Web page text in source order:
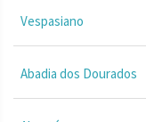
Vespasiano
Abadia dos Dourados